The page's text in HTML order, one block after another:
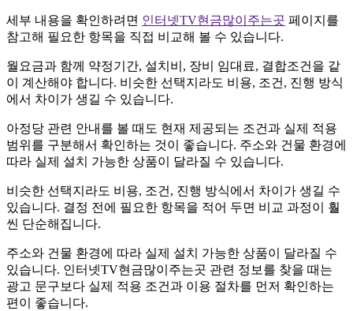
세부 내용을 확인하려면 인터넷TV현금많이주는곳 페이지를
참고해 필요한 항목을 직접 비교해 볼 수 있습니다.
월요금과 함께 약정기간, 설치비, 장비 임대료, 결합조건을 같
이 계산해야 합니다. 비슷한 선택지라도 비용, 조건, 진행 방식
에서 차이가 생길 수 있습니다.
아정당 관련 안내를 볼 때도 현재 제공되는 조건과 실제 적용
범위를 구분해서 확인하는 것이 좋습니다. 주소와 건물 환경에
따라 실제 설치 가능한 상품이 달라질 수 있습니다.
비슷한 선택지라도 비용, 조건, 진행 방식에서 차이가 생길 수
있습니다. 결정 전에 필요한 항목을 적어 두면 비교 과정이 훨
씬 단순해집니다.
주소와 건물 환경에 따라 실제 설치 가능한 상품이 달라질 수
있습니다. 인터넷TV현금많이주는곳 관련 정보를 찾을 때는
광고 문구보다 실제 적용 조건과 이용 절차를 먼저 확인하는
편이 좋습니다.